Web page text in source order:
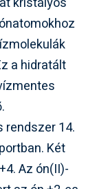
a hidratált
rendszer 14.
Két
Az ón(II)-